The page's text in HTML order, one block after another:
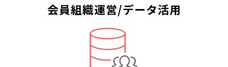
会員組織運営/データ活用